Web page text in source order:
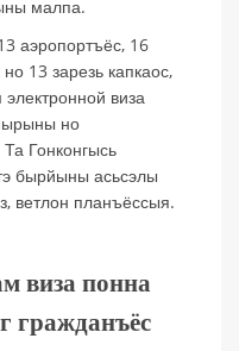
малпа.
аэропортъёс, 16
13 зарезь капкаос,
виза
но
Гонконгысь
бырйыны асьсэлы
ветлон планъёссыя.
виза понна
гражданъёс